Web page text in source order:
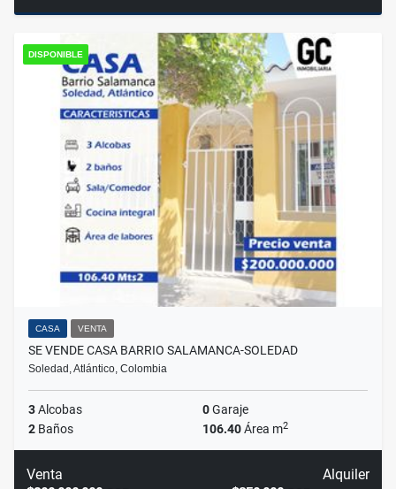
DISPONIBLE
CASA VENTA
SE VENDE CASA BARRIO SALAMANCA-SOLEDAD
Soledad, Atlántico, Colombia
3Alcobas 0Garaje
2 Baños 106.40Área m2
Venta Alquiler